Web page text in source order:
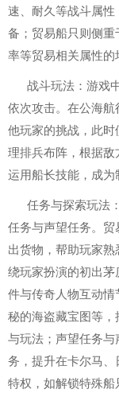
速、耐久等战斗属
备；贸易船只则侧
率等贸易相关属性的
战斗玩法：游戏
依次攻击。在公海
他玩家的挑战，此
理排兵布阵，根据
运用船长技能，成为
任务与探索玩法
任务与声望任务。
出货物，帮助玩家
绕玩家扮演的初出
件与传奇人物互动
秘的海盗藏宝图等
与玩法；声望任务
务，提升在卡尔马
特权，如解锁特殊